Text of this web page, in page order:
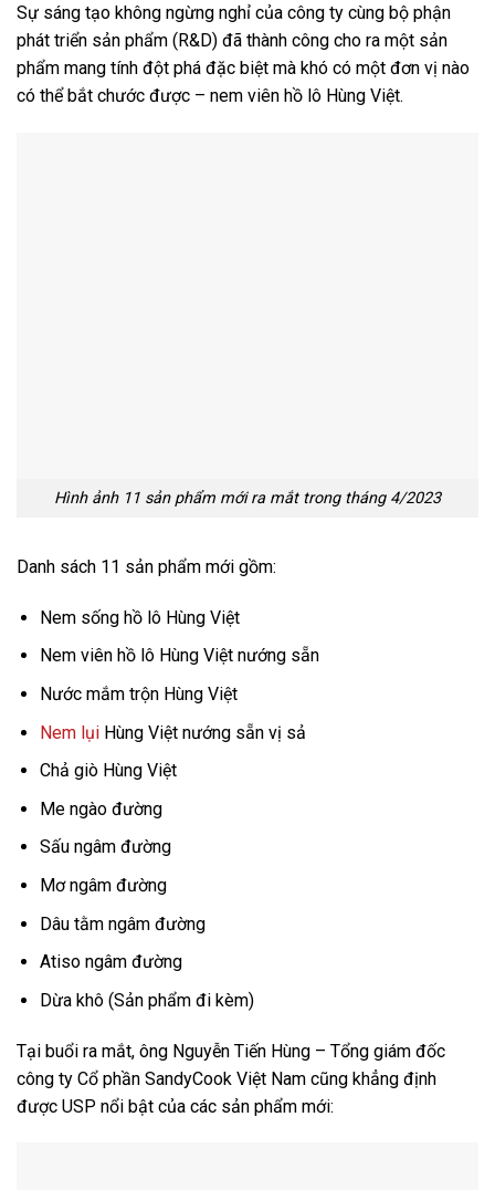
Sự sáng tạo không ngừng nghỉ của công ty cùng bộ phận
phát triển sản phẩm (R&D) đã thành công cho ra một sản
phẩm mang tính đột phá đặc biệt mà khó có một đơn vị nào
có thể bắt chước được – nem viên hồ lô Hùng Việt.
Hình ảnh 11 sản phẩm mới ra mắt trong tháng 4/2023
Danh sách 11 sản phẩm mới gồm:
Nem sống hồ lô Hùng Việt
Nem viên hồ lô Hùng Việt nướng sẵn
Nước mắm trộn Hùng Việt
Nem lụiHùng Việt nướng sẵn vị sả
Chả giò Hùng Việt
Me ngào đường
Sấu ngâm đường
Mơ ngâm đường
Dâu tằm ngâm đường
Atiso ngâm đường
Dừa khô (Sản phẩm đi kèm)
Tại buổi ra mắt, ông Nguyễn Tiến Hùng – Tổng giám đốc
công ty Cổ phần SandyCook Việt Nam cũng khẳng định
được USP nổi bật của các sản phẩm mới: